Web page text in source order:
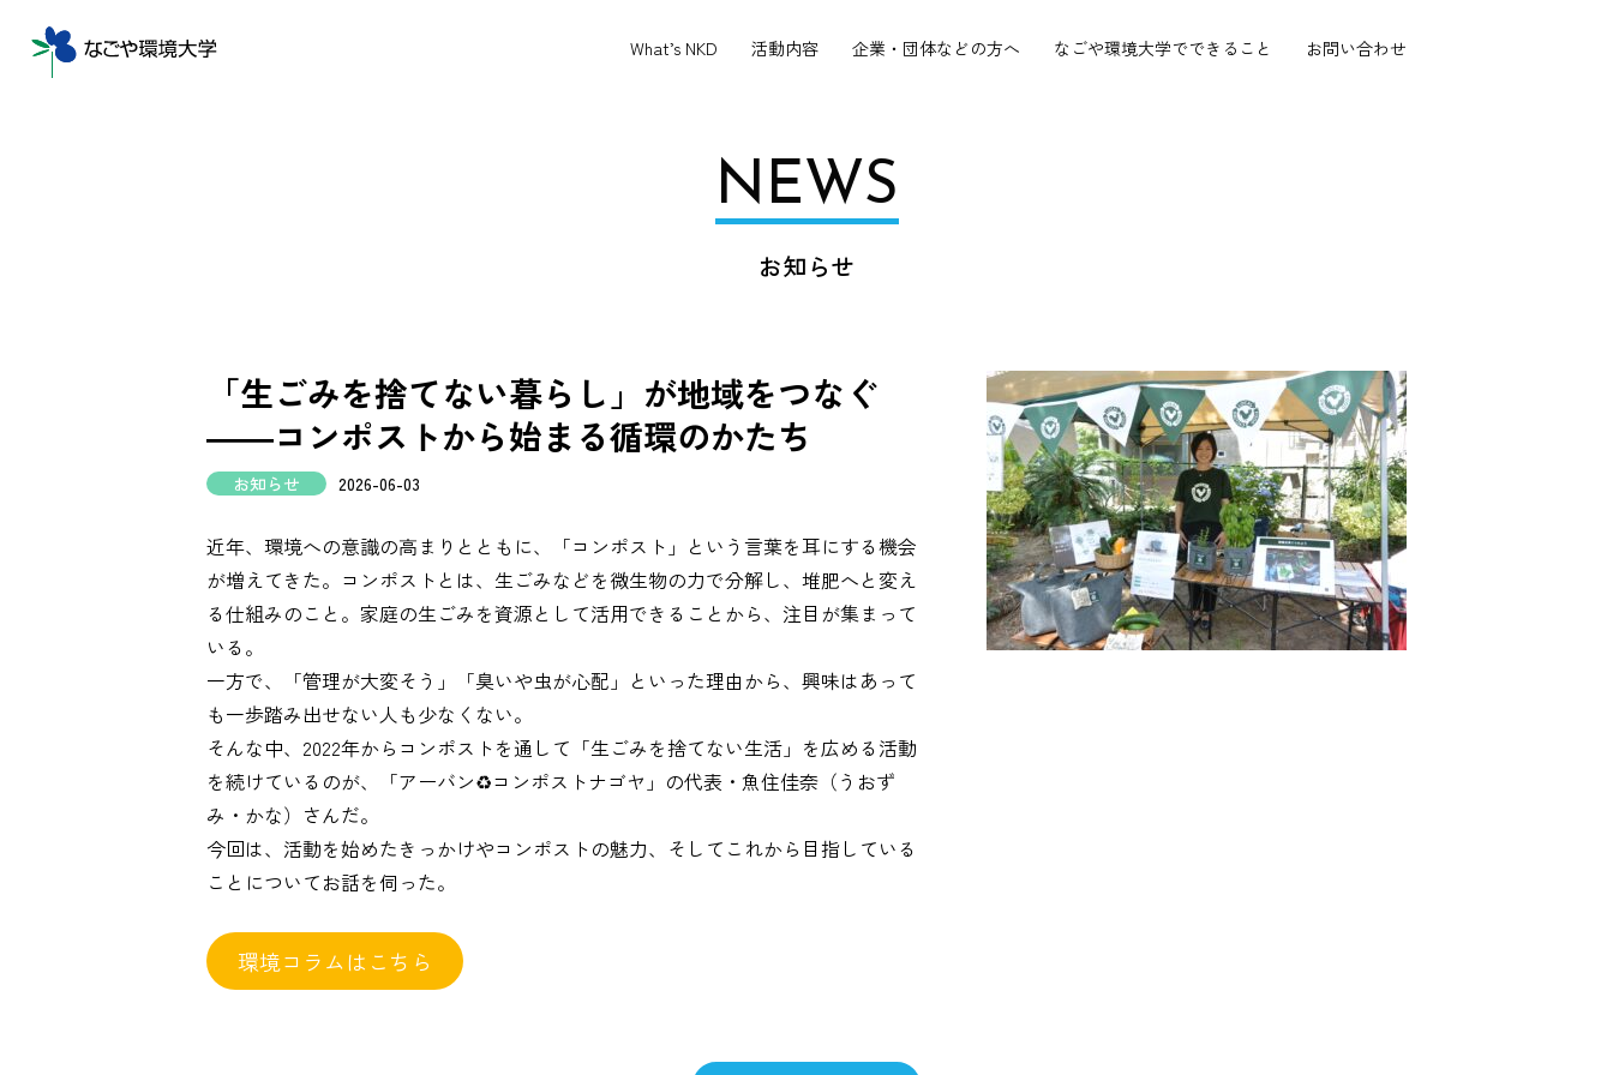
What’s NKD 活動内容 企業・団体などの方へ なごや環境大学でできること お問い合わせ
NEWS
お知らせ
「生ごみを捨てない暮らし」が地域をつなぐ
――コンポストから始まる循環のかたち
お知らせ 2026-06-03
近年、環境への意識の高まりとともに、「コンポスト」という言葉を耳にする機会
が増えてきた。コンポストとは、生ごみなどを微生物の力で分解し、堆肥へと変え
る仕組みのこと。家庭の生ごみを資源として活用できることから、注目が集まって
いる。
一方で、「管理が大変そう」「臭いや虫が心配」といった理由から、興味はあって
も一歩踏み出せない人も少なくない。
そんな中、2022年からコンポストを通して「生ごみを捨てない生活」を広める活動
を続けているのが、「アーバン♻コンポストナゴヤ」の代表・魚住佳奈（うおず
み・かな）さんだ。
今回は、活動を始めたきっかけやコンポストの魅力、そしてこれから目指している
ことについてお話を伺った。
環境コラムはこちら